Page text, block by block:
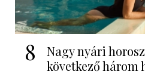
8
Nagy nyári
következő három